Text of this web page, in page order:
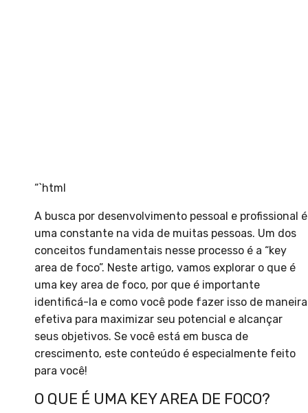
“`html
A busca por desenvolvimento pessoal e profissional é
uma constante na vida de muitas pessoas. Um dos
conceitos fundamentais nesse processo é a “key
area de foco”. Neste artigo, vamos explorar o que é
uma key area de foco, por que é importante
identificá-la e como você pode fazer isso de maneira
efetiva para maximizar seu potencial e alcançar
seus objetivos. Se você está em busca de
crescimento, este conteúdo é especialmente feito
para você!
O QUE É UMA KEY AREA DE FOCO?